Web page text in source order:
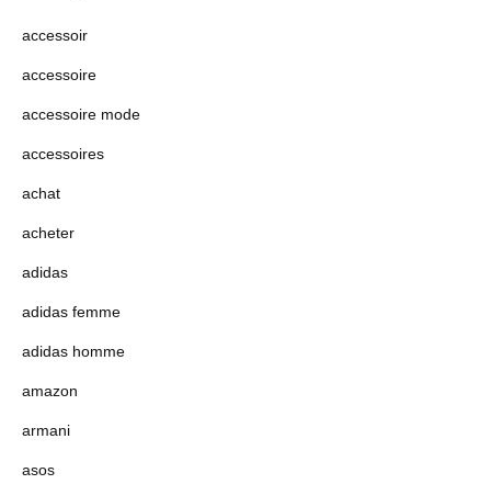
accessoir
accessoire
accessoire mode
accessoires
achat
acheter
adidas
adidas femme
adidas homme
amazon
armani
asos